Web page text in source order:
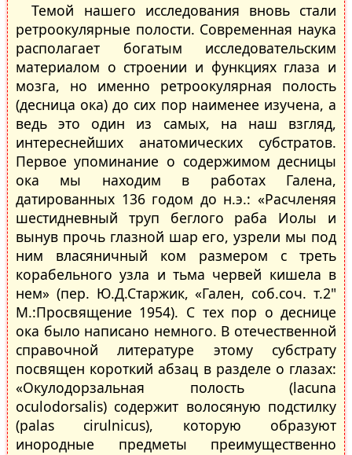
Темой нашего исследования вновь стали
ретроокулярные полости. Современная наука
располагает богатым исследовательским
материалом о строении и функциях глаза и
мозга, но именно ретроокулярная полость
(десница ока) до сих пор наименее изучена, а
ведь это один из самых, на наш взгляд,
интереснейших анатомических субстратов.
Первое упоминание о содержимом десницы
ока мы находим в работах Галена,
датированных 136 годом до н.э.: «Расчленяя
шестидневный труп беглого раба Иолы и
вынув прочь глазной шар его, узрели мы под
ним власяничный ком размером с треть
корабельного узла и тьма червей кишела в
нем» (пер. Ю.Д.Старжик, «Гален, соб.соч. т.2"
М.:Просвящение 1954). С тех пор о деснице
ока было написано немного. В отечественной
справочной литературе этому субстрату
посвящен короткий абзац в разделе о глазах:
«Окулодорзальная полость (lacuna
oculodorsalis) содержит волосяную подстилку
(palas cirulnicus), которую образуют
инородные предметы преимущественно